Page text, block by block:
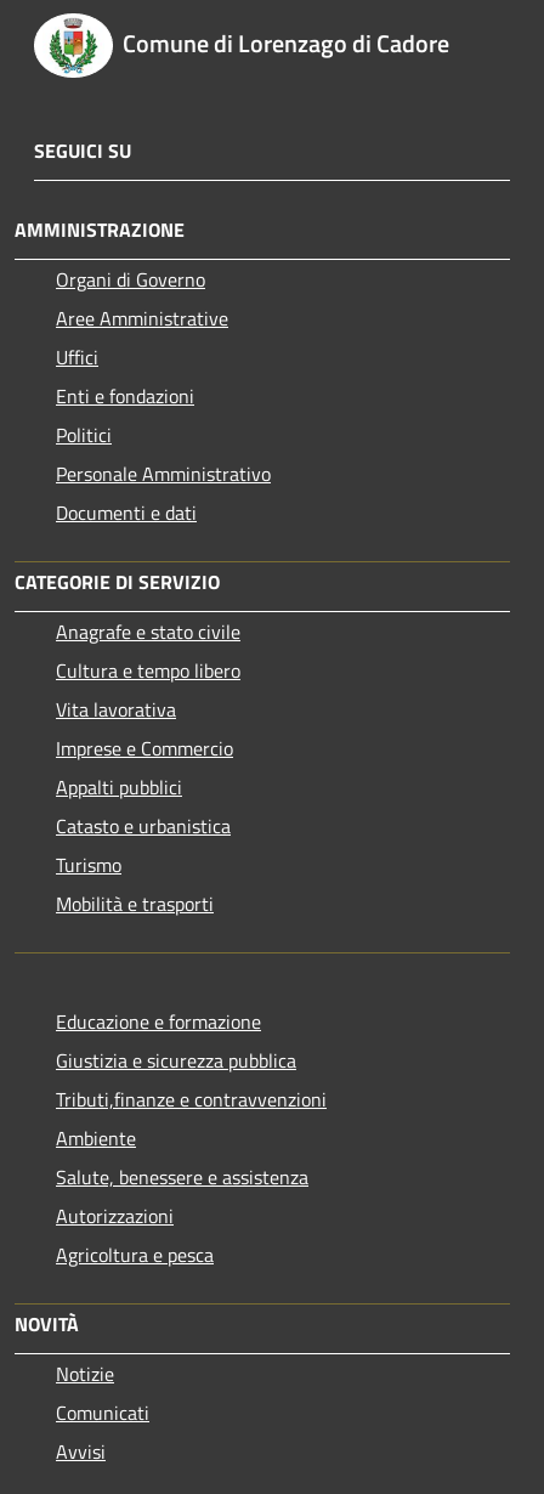
Comune di Lorenzago di Cadore
SEGUICI SU
AMMINISTRAZIONE
Organi di Governo
Aree Amministrative
Uffici
Enti e fondazioni
Politici
Personale Amministrativo
Documenti e dati
CATEGORIE DI SERVIZIO
Anagrafe e stato civile
Cultura e tempo libero
Vita lavorativa
Imprese e Commercio
Appalti pubblici
Catasto e urbanistica
Turismo
Mobilità e trasporti
Educazione e formazione
Giustizia e sicurezza pubblica
Tributi,finanze e contravvenzioni
Ambiente
Salute, benessere e assistenza
Autorizzazioni
Agricoltura e pesca
NOVITÀ
Notizie
Comunicati
Avvisi